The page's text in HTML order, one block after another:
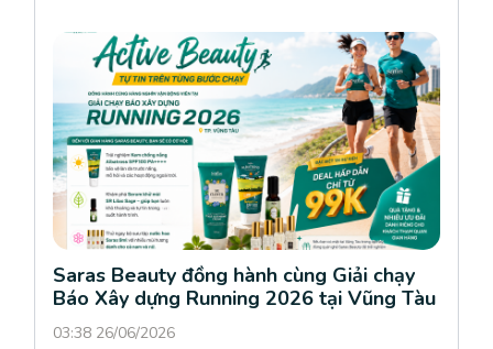
Saras Beauty đồng hành cùng Giải chạy
Báo Xây dựng Running 2026 tại Vũng Tàu
03:38 26/06/2026